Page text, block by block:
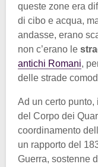
queste zone era
di cibo e acqua,
andasse, erano
non c’erano le
antichi Romani,
delle strade
Ad un certo punto,
del Corpo dei
coordinamento
un rapporto del
Guerra, sostenne